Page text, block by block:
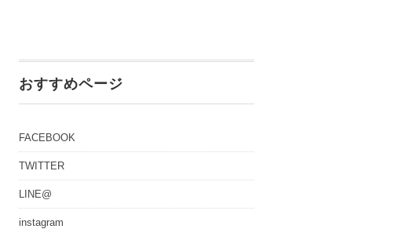
おすすめページ
FACEBOOK
TWITTER
LINE@
instagram